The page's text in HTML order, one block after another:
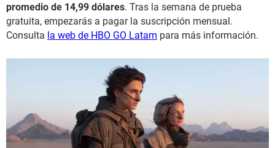
promedio de 14,99 dólares. Tras la semana de prueba
gratuita, empezarás a pagar la suscripción mensual.
Consulta la web de HBO GO Latam para más información.